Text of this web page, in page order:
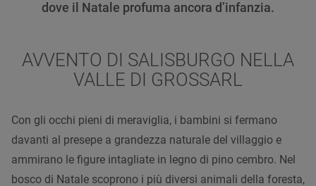
dove il Natale profuma ancora d’infanzia.
AVVENTO DI SALISBURGO NELLA
VALLE DI GROSSARL
Con gli occhi pieni di meraviglia, i bambini si fermano
davanti al presepe a grandezza naturale del villaggio e
ammirano le figure intagliate in legno di pino cembro. Nel
bosco di Natale scoprono i più diversi animali della foresta,